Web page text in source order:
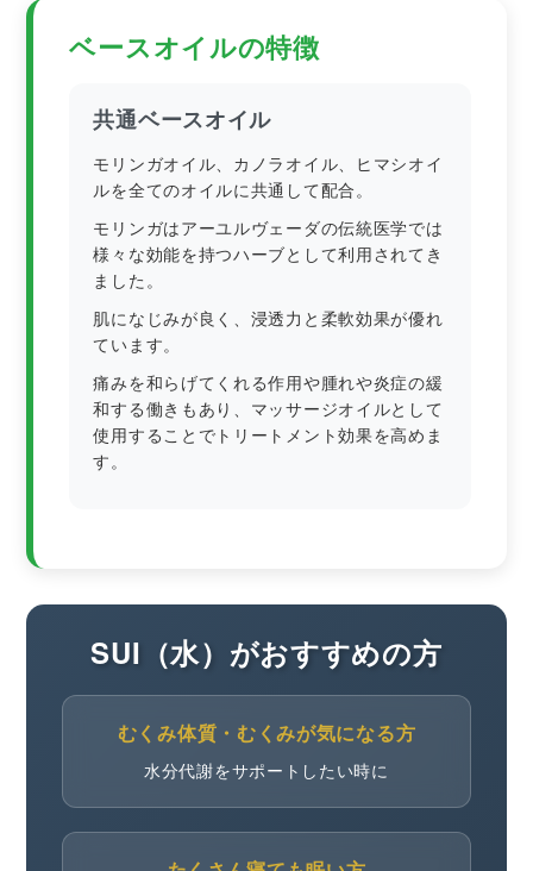
ベースオイルの特徴
共通ベースオイル
モリンガオイル、カノラオイル、ヒマシオイ
ルを全てのオイルに共通して配合。
モリンガはアーユルヴェーダの伝統医学では
様々な効能を持つハーブとして利用されてき
ました。
肌になじみが良く、浸透力と柔軟効果が優れ
ています。
痛みを和らげてくれる作用や腫れや炎症の緩
和する働きもあり、マッサージオイルとして
使用することでトリートメント効果を高めま
す。
SUI（水）がおすすめの方
むくみ体質・むくみが気になる方
水分代謝をサポートしたい時に